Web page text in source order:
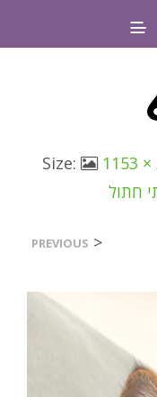
1153 ×
חתול
<
PREVIOUS